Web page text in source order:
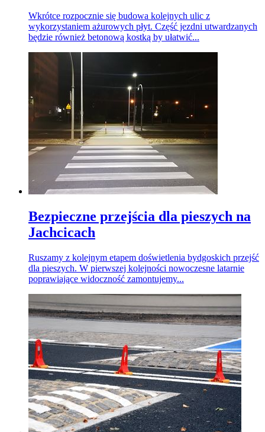
Wkrótce rozpocznie się budowa kolejnych ulic z
wykorzystaniem ażurowych płyt. Część jezdni utwardzanych
będzie również betonową kostką by ułatwić...
Bezpieczne przejścia dla pieszych na
Jachcicach
Ruszamy z kolejnym etapem doświetlenia bydgoskich przejść
dla pieszych. W pierwszej kolejności nowoczesne latarnie
poprawiające widoczność zamontujemy...